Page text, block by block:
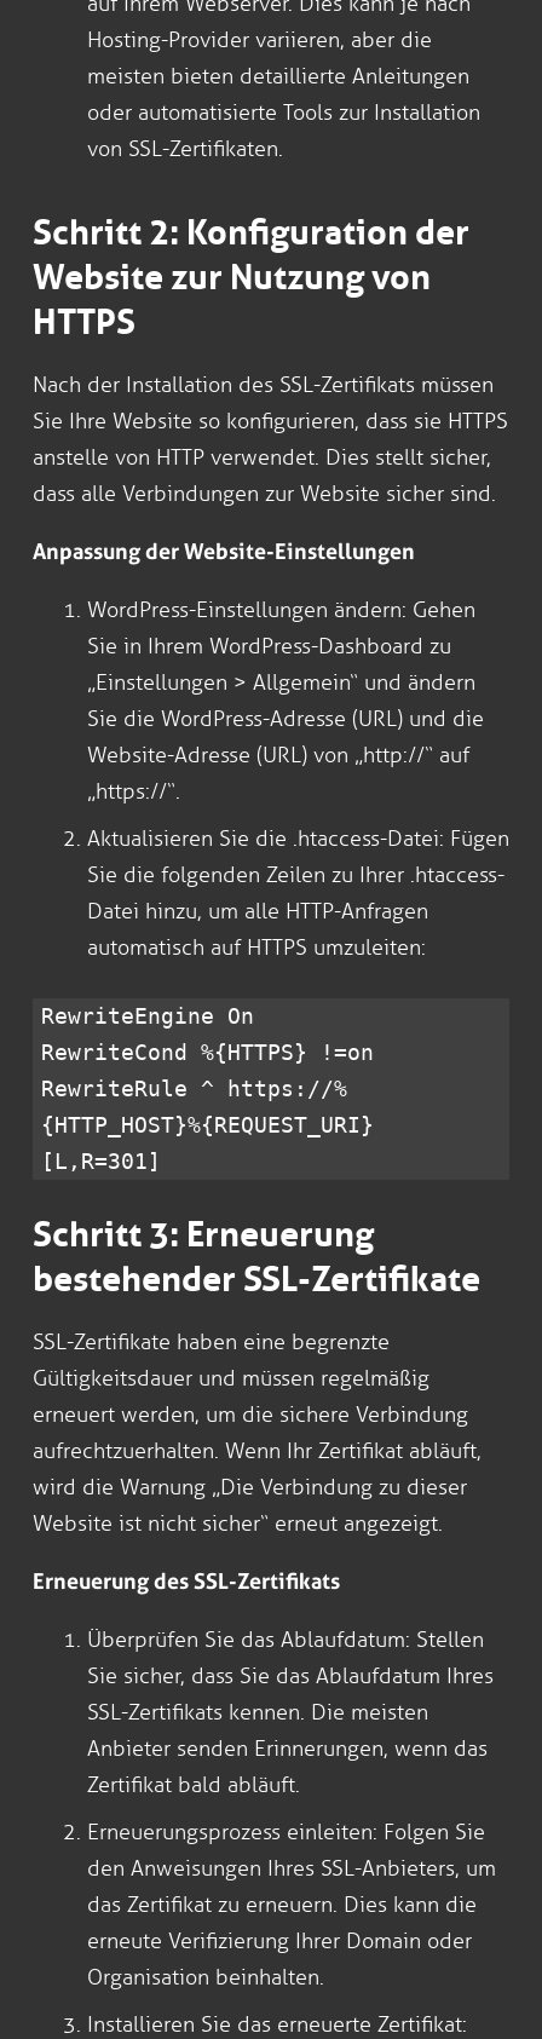
Hosting-Provider variieren, aber die
meisten bieten detaillierte Anleitungen
oder automatisierte Tools zur Installation
von SSL-Zertifikaten.
Schritt 2: Konfiguration der
Website zur Nutzung von
HTTPS
Nach der Installation des SSL-Zertifikats müssen
Sie Ihre Website so konfigurieren, dass sie HTTPS
anstelle von HTTP verwendet. Dies stellt sicher,
dass alle Verbindungen zur Website sicher sind.
Anpassung der Website-Einstellungen
WordPress-Einstellungen ändern: Gehen
Sie in Ihrem WordPress-Dashboard zu
„Einstellungen > Allgemein“ und ändern
Sie die WordPress-Adresse (URL) und die
Website-Adresse (URL) von „http://“ auf
„https://“.
Aktualisieren Sie die .htaccess-Datei: Fügen
Sie die folgenden Zeilen zu Ihrer .htaccess-
Datei hinzu, um alle HTTP-Anfragen
automatisch auf HTTPS umzuleiten:
RewriteEngine On
RewriteCond %{HTTPS} !=on
RewriteRule ^ https://%
{HTTP_HOST}%{REQUEST_URI}
[L,R=301]
Schritt 3: Erneuerung
bestehender SSL-Zertifikate
SSL-Zertifikate haben eine begrenzte
Gültigkeitsdauer und müssen regelmäßig
erneuert werden, um die sichere Verbindung
aufrechtzuerhalten. Wenn Ihr Zertifikat abläuft,
wird die Warnung „Die Verbindung zu dieser
Website ist nicht sicher“ erneut angezeigt.
Erneuerung des SSL-Zertifikats
Überprüfen Sie das Ablaufdatum: Stellen
Sie sicher, dass Sie das Ablaufdatum Ihres
SSL-Zertifikats kennen. Die meisten
Anbieter senden Erinnerungen, wenn das
Zertifikat bald abläuft.
Erneuerungsprozess einleiten: Folgen Sie
den Anweisungen Ihres SSL-Anbieters, um
das Zertifikat zu erneuern. Dies kann die
erneute Verifizierung Ihrer Domain oder
Organisation beinhalten.
Installieren Sie das erneuerte Zertifikat: